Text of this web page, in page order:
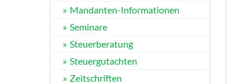
Mandanten-Informationen
Seminare
Steuerberatung
Steuergutachten
Zeitschriften